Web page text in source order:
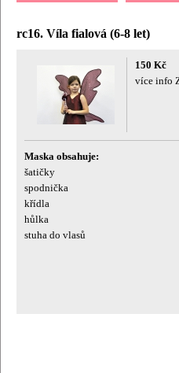
rc16. Víla fialová (6-8 let)
150 Kč
více info
Maska obsahuje:
šatičky
spodnička
křídla
hůlka
stuha do vlasů